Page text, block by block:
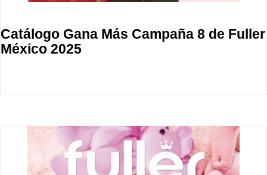
Catálogo Gana Más Campaña 8 de Fuller
México 2025